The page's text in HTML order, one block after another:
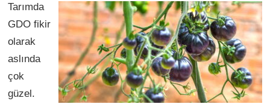
Tarımda
GDO fikir
olarak
aslında
çok
güzel.